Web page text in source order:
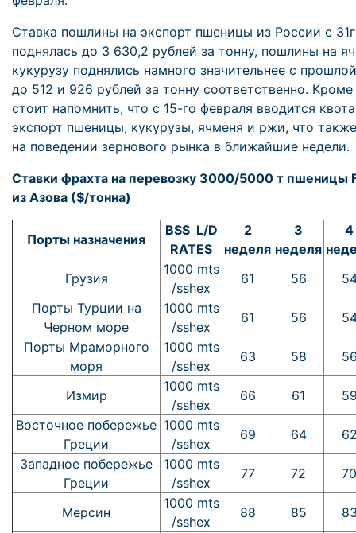
Ставка пошлины на экспорт пшеницы из России с
поднялась до 3 630,2 рублей за тонну, пошлины на
кукурузу поднялись намного значительнее с
до 512 и 926 рублей за тонну соответственно. Кроме
стоит напомнить, что с 15-го февраля вводится
экспорт пшеницы, кукурузы, ячменя и ржи, что
на поведении зернового рынка в ближайшие недели.
Ставки фрахта на перевозку 3000/5000 т пшеницы
из Азова ($/тонна)
Порты назначения
BSS L/D
RATES
2
неделя
3
неделя
4
Грузия
1000 mts
/sshex
61 56
Порты Турции на
Черном море
1000 mts
/sshex
61 56
Порты Мраморного
моря
1000 mts
/sshex
63 58
Измир
1000 mts
/sshex
66 61
Восточное побережье
Греции
1000 mts
/sshex
69 64
Западное побережье
Греции
1000 mts
/sshex
77 72 70
Мерсин
1000 mts
/sshex
88 85